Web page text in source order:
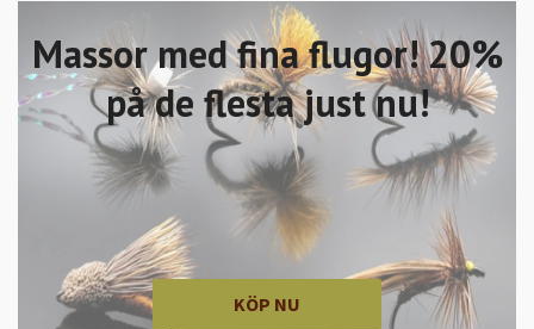
Massor med fina flugor! 20%
på de flesta just nu!
KÖP NU